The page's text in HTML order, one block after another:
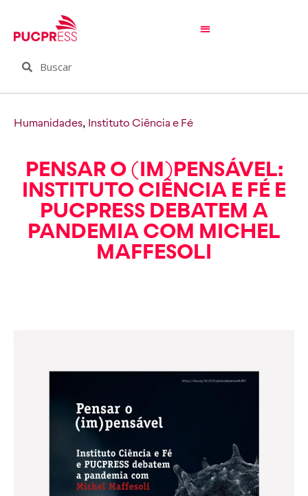
Humanidades Instituto Ciência e Fé
PENSAR O (IM)PENSÁVEL:
INSTITUTO CIÊNCIA E FÉ E
PUCPRESS DEBATEM A
PANDEMIA COM MICHEL
MAFFESOLI